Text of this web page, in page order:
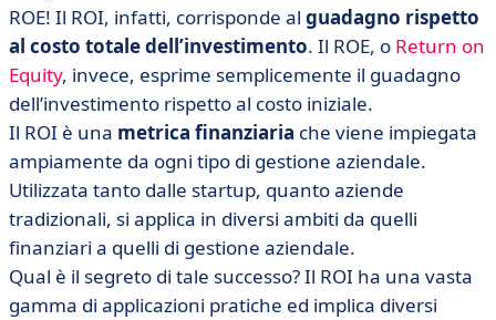
ROE! Il ROI, infatti, corrisponde al guadagno rispetto
al costo totale dell’investimento. Il ROE, o Return on
Equity, invece, esprime semplicemente il guadagno
dell’investimento rispetto al costo iniziale.
Il ROI è una metrica finanziaria che viene impiegata
ampiamente da ogni tipo di gestione aziendale.
Utilizzata tanto dalle startup, quanto aziende
tradizionali, si applica in diversi ambiti da quelli
finanziari a quelli di gestione aziendale.
Qual è il segreto di tale successo? Il ROI ha una vasta
gamma di applicazioni pratiche ed implica diversi